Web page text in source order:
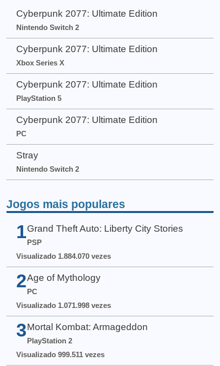
Cyberpunk 2077: Ultimate Edition
Nintendo Switch 2
Cyberpunk 2077: Ultimate Edition
Xbox Series X
Cyberpunk 2077: Ultimate Edition
PlayStation 5
Cyberpunk 2077: Ultimate Edition
PC
Stray
Nintendo Switch 2
Jogos mais populares
1 Grand Theft Auto: Liberty City Stories
PSP
Visualizado 1.884.070 vezes
2 Age of Mythology
PC
Visualizado 1.071.998 vezes
3 Mortal Kombat: Armageddon
PlayStation 2
Visualizado 999.511 vezes